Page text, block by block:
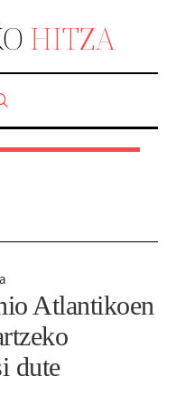
HITZA
Atlantikoen
dute